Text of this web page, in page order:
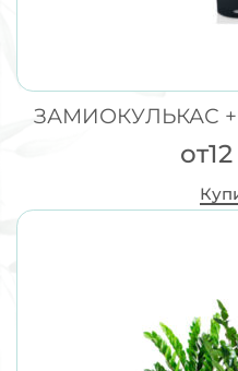
ЗАМИОКУЛЬКАС +
от